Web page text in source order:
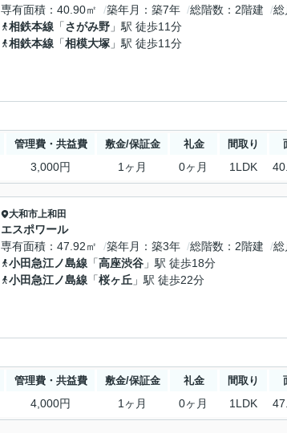
専有面積
40.90㎡ 築年月 築7年 総階数 2階建 総
相鉄本線 「さがみ野 」駅 徒歩11分
相鉄本線 「相模大塚 」駅 徒歩11分
管理費・共益費 敷金/保証金 礼金 間取り
3,000円 1ヶ月 0ヶ月 1LDK
大和市上和田
エスポワール
専有面積
47.92㎡ 築年月 築3年 総階数 2階建 総
小田急江ノ島線 「高座渋谷 」駅 徒歩18分
小田急江ノ島線 「桜ヶ丘 」駅 徒歩22分
管理費・共益費 敷金/保証金 礼金 間取り
4,000円 1ヶ月 0ヶ月 1LDK